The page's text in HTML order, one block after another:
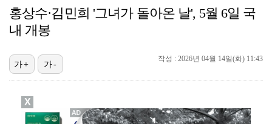
초췌해진 김선태, 술병 가득 "고독하구만"…'리센느 사…
[ST포토] 전예성, 벌써 덥네
[ST포토] 성유진, 얼음주머니 챙겨서 출발
홍상수·김민희 '그녀가 돌아온 날', 5월 6일 국
내 개봉
작성 : 2026년 04월 14일(화) 11:43
가+ 가-
X